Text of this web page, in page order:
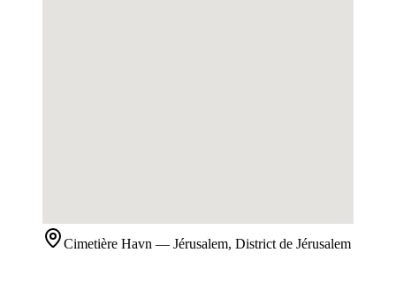
Cimetière Havn — Jérusalem, District de Jérusalem